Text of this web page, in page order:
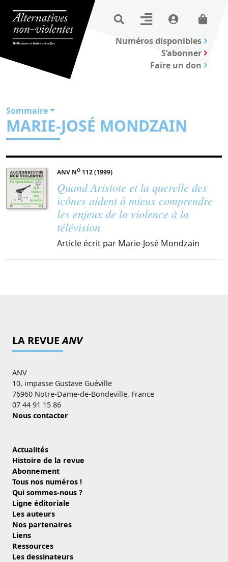
Numéros disponibles
S’abonner
Faire un don
Sommaire
MARIE-JOSÉ MONDZAIN
ANV NO 112 (1999)
Quand Aristote et la querelle des
icônes aident à mieux comprendre
les enjeux de la violence à la
télévision
Article écrit par Marie-José Mondzain
LA REVUEANV
ANV
10, impasse Gustave Guéville
76960 Notre-Dame-de-Bondeville, France
07 44 91 15 86
Nous contacter
Actualités
Histoire de la revue
Abonnement
Tous nos numéros !
Qui sommes-nous ?
Ligne éditoriale
Les auteurs
Nos partenaires
Liens
Ressources
Les dessinateurs